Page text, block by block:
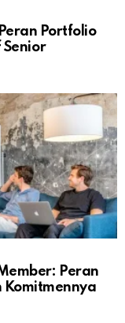
Portfolio
Senior
Peran
Komitmennya